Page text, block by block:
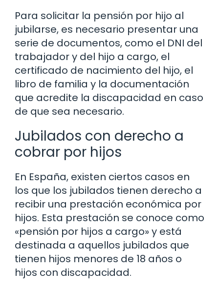
Para solicitar la pensión por hijo al
jubilarse, es necesario presentar una
serie de documentos, como el DNI del
trabajador y del hijo a cargo, el
certificado de nacimiento del hijo, el
libro de familia y la documentación
que acredite la discapacidad en caso
de que sea necesario.
Jubilados con derecho a
cobrar por hijos
En España, existen ciertos casos en
los que los jubilados tienen derecho a
recibir una prestación económica por
hijos. Esta prestación se conoce como
«pensión por hijos a cargo» y está
destinada a aquellos jubilados que
tienen hijos menores de 18 años o
hijos con discapacidad.